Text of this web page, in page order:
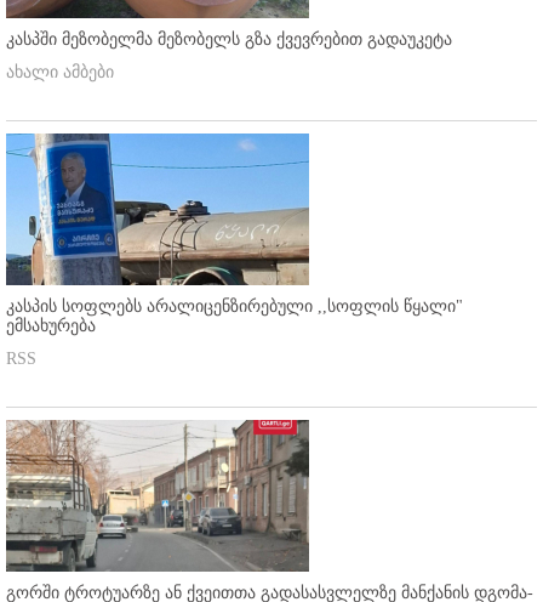
კასპში მეზობელმა მეზობელს გზა ქვევრებით გადაუკეტა
ახალი ამბები
კასპის სოფლებს არალიცენზირებული ,,სოფლის წყალი"
ემსახურება
RSS
გორში ტროტუარზე ან ქვეითთა გადასასვლელზე მანქანის დგომა-